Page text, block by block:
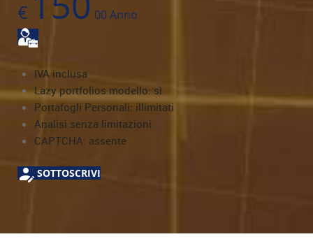
€ 00Anno
IVA inclusa
Lazy portfolios modello: sì
Portafogli Personali: illimitati
Analisi senza limitazioni
CAPTCHA: assente
SOTTOSCRIVI